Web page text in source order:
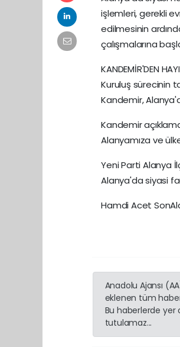
işlemleri, gerekli
edilmesinin
çalışmalarına
KANDEMİR'DEN
Kuruluş sürecinin
Kandemir,
Kandemir
Alanyamıza ve
Yeni Parti Alanya
Alanya'da siyasi
Hamdi Acet
Anadolu Ajansı
eklenen tüm
Bu haberlerde
tutulamaz...